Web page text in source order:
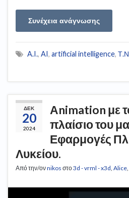
Συνέχεια ανάγνωσης
A.I., AI, artificial intelligence,
ΔΕΚ
20
2024
Αnimation με
πλαίσιο του
Εφαρμογές
Λυκείου.
Από την/ονnikos στο3d - vrml - x3d Alice